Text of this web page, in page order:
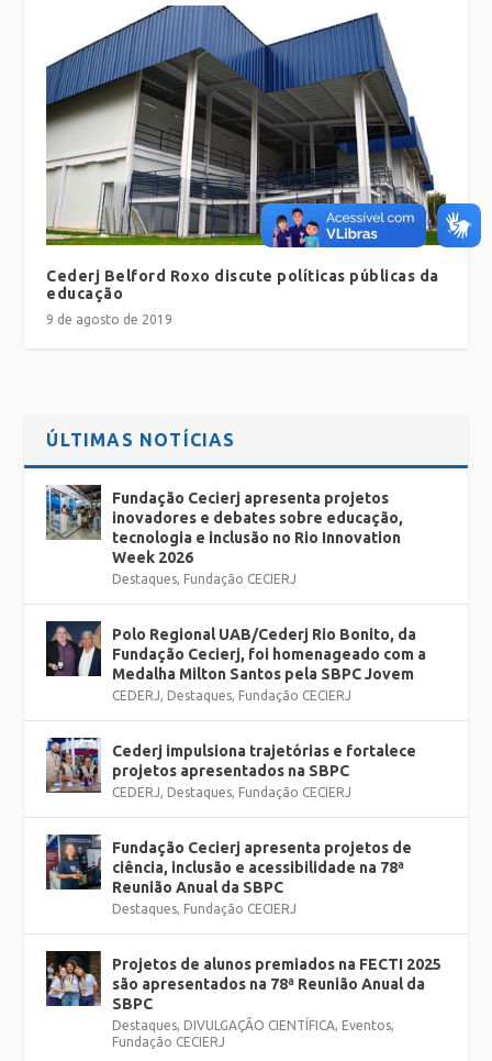
Cederj Belford Roxo discute políticas públicas da
educação
9 de agosto de 2019
ÚLTIMAS NOTÍCIAS
Fundação Cecierj apresenta projetos
inovadores e debates sobre educação,
tecnologia e inclusão no Rio Innovation
Week 2026
Destaques, Fundação CECIERJ
Polo Regional UAB/Cederj Rio Bonito, da
Fundação Cecierj, foi homenageado com a
Medalha Milton Santos pela SBPC Jovem
CEDERJ, Destaques, Fundação CECIERJ
Cederj impulsiona trajetórias e fortalece
projetos apresentados na SBPC
CEDERJ, Destaques, Fundação CECIERJ
Fundação Cecierj apresenta projetos de
ciência, inclusão e acessibilidade na 78ª
Reunião Anual da SBPC
Destaques, Fundação CECIERJ
Projetos de alunos premiados na FECTI 2025
são apresentados na 78ª Reunião Anual da
SBPC
Destaques, DIVULGAÇÃO CIENTÍFICA, Eventos,
Fundação CECIERJ